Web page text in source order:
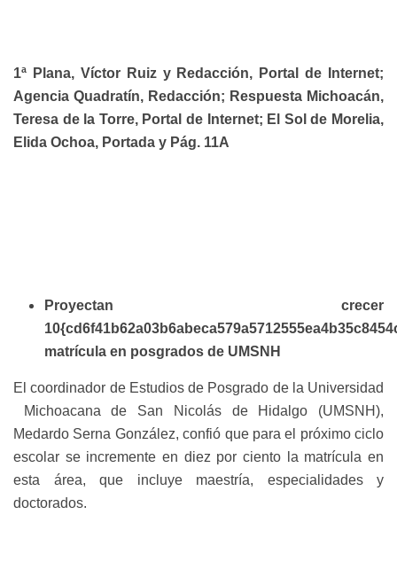
1ª Plana, Víctor Ruiz y Redacción, Portal de Internet;
Agencia Quadratín, Redacción; Respuesta Michoacán,
Teresa de la Torre, Portal de Internet; El Sol de Morelia,
Elida Ochoa, Portada y Pág. 11A
Proyectan crecer
matrícula en posgrados de UMSNH
El coordinador de Estudios de Posgrado de la Universidad
Michoacana de San Nicolás de Hidalgo (UMSNH),
Medardo Serna González, confió que para el próximo ciclo
escolar se incremente en diez por ciento la matrícula en
esta área, que incluye maestría, especialidades y
doctorados.